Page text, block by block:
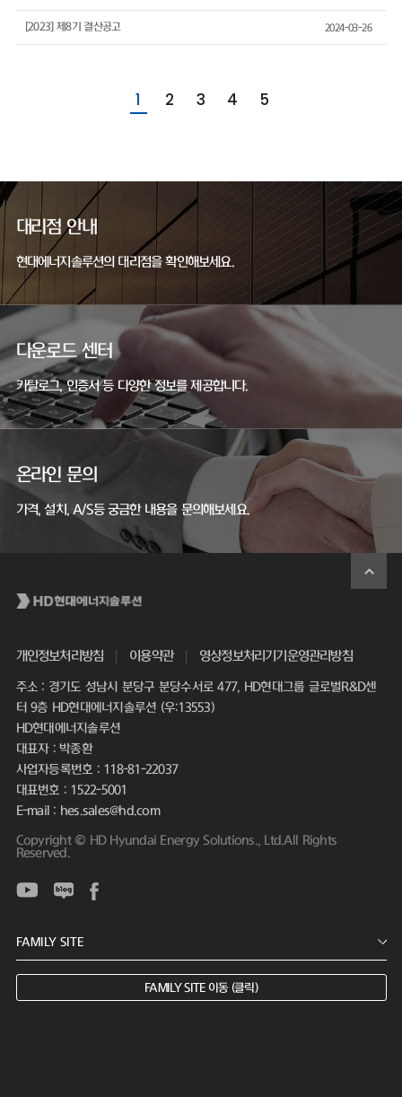
[2023] 제8기 결산공고 2024-03-26
1 2 3 4 5
대리점 안내
현대에너지솔루션의 대리점을 확인해보세요.
다운로드 센터
카탈로그, 인증서 등 다양한 정보를 제공합니다.
온라인 문의
가격, 설치, A/S등 궁금한 내용을 문의해보세요.
개인정보처리방침 이용약관 영상정보처리기기운영관리방침
주소 : 경기도 성남시 분당구 분당수서로 477, HD현대그룹 글로벌R&D센
터 9층 HD현대에너지솔루션 (우:13553)
HD현대에너지솔루션
대표자 : 박종환
사업자등록번호 : 118-81-22037
대표번호 : 1522-5001
E-mail : hes.sales@hd.com
Copyright © HD Hyundai Energy Solutions., Ltd.All Rights
Reserved.
FAMILY SITE 이동 (클릭)